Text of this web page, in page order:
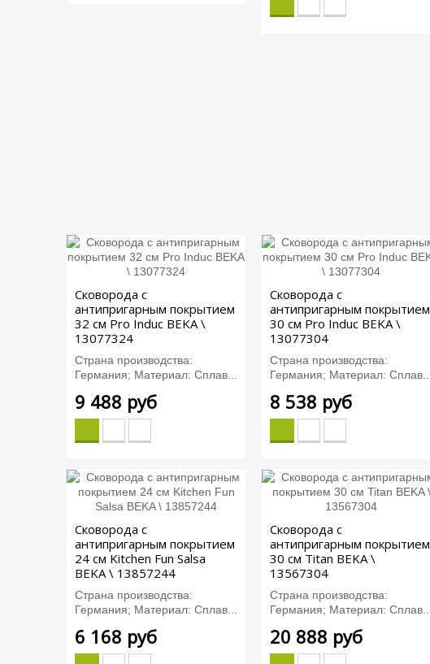
Сковорода с
антипригарным покрытием
32 см Pro Induc BEKA \
13077324
Страна производства:
Германия; Материал: Сплав...
9 488 руб
Сковорода с
антипригарным покрытием
30 см Pro Induc BEKA \
13077304
Страна производства:
Германия; Материал: Сплав...
8 538 руб
Сковорода с
антипригарным покрытием
24 см Kitchen Fun Salsa
BEKA \ 13857244
Страна производства:
Германия; Материал: Сплав...
6 168 руб
Сковорода с
антипригарным покрытием
30 см Titan BEKA \
13567304
Страна производства:
Германия; Материал: Сплав...
20 888 руб